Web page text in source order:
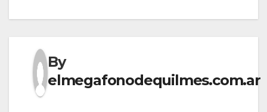
By
elmegafonodequilmes.com.ar